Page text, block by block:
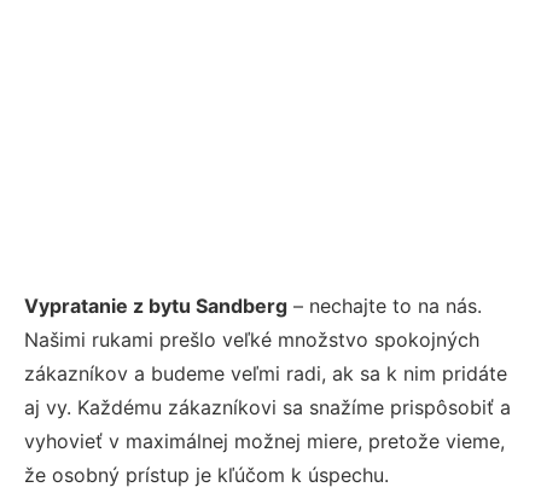
Vypratanie z bytu Sandberg – nechajte to na nás.
Našimi rukami prešlo veľké množstvo spokojných
zákazníkov a budeme veľmi radi, ak sa k nim pridáte
aj vy. Každému zákazníkovi sa snažíme prispôsobiť a
vyhovieť v maximálnej možnej miere, pretože vieme,
že osobný prístup je kľúčom k úspechu.